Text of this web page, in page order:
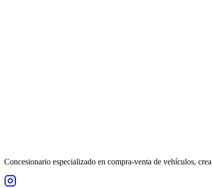
Concesionario especializado en compra-venta de vehículos,